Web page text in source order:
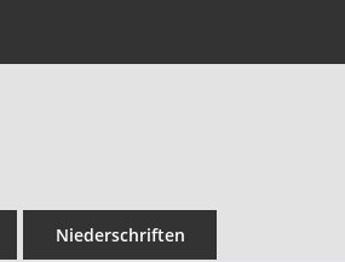
Niederschriften